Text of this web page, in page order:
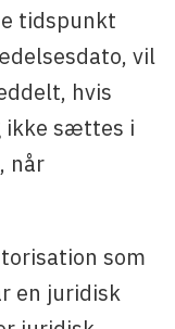
tidspunkt
vil
hvis
ikke sættes i
når
som
en juridisk